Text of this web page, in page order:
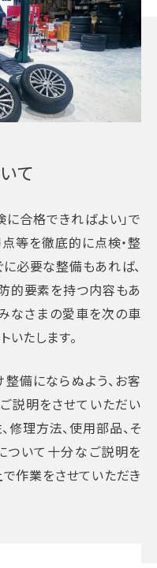
て
に合格できればよい」で
等を徹底的に点検・整
に必要な整備もあれば、
的要素を持つ内容もあ
みなさまの愛車を次の車
いたします。
備にならぬよう、お客
説明をさせていただい
修理方法、使用部品、そ
ついて十分なご説明を
作業をさせていただき